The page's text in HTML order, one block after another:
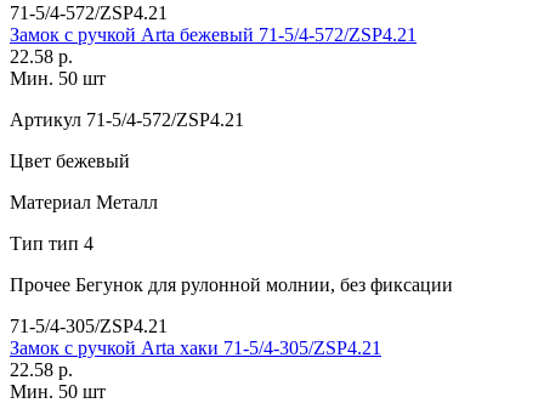
71-5/4-572/ZSP4.21
Замок с ручкой Arta бежевый 71-5/4-572/ZSP4.21
22.58 р.
Мин. 50 шт
Артикул 71-5/4-572/ZSP4.21
Цвет бежевый
Материал Металл
Тип тип 4
Прочее Бегунок для рулонной молнии, без фиксации
71-5/4-305/ZSP4.21
Замок с ручкой Arta хаки 71-5/4-305/ZSP4.21
22.58 р.
Мин. 50 шт